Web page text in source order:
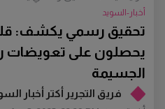
فريق التجرير أكتر أخبار
تحقيق رسمي يكشف:
يحصلون على تعويضات
الجسيمة
أخبار-السويد
الجسيمة